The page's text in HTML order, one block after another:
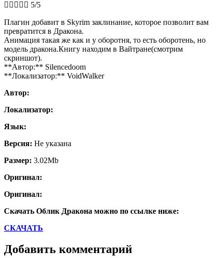
     5/5
Плагин добавит в Skyrim заклинание, которое позволит вам
превратится в Дракона.
Анимация такая же как и у оборотня, то есть оборотень, но
модель дракона.Книгу находим в Вайтране(смотрим
скриншот).
**Автор:** Silencedoom
**Локализатор:** VoidWalker
Автор:
Локализатор:
Язык:
Версия: Не указана
Размер: 3.02Mb
Оригинал:
Оригинал:
Скачать Облик Дракона можно по ссылке ниже:
СКАЧАТЬ
Добавить комментарий